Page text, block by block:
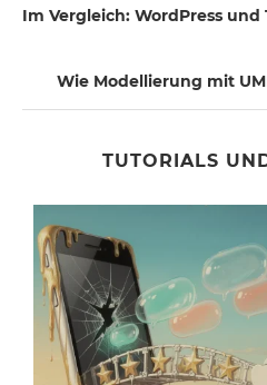
Im Vergleich: WordPress und
Wie Modellierung mit
TUTORIALS